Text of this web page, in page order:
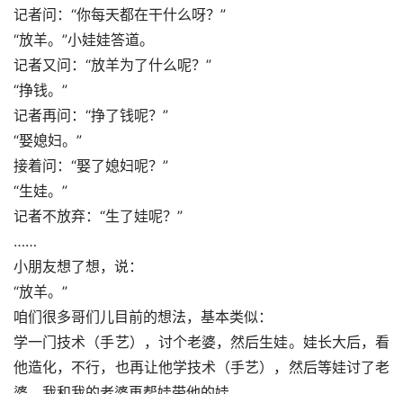
记者问：“你每天都在干什么呀？”
“放羊。”小娃娃答道。
记者又问：“放羊为了什么呢？”
“挣钱。”
记者再问：“挣了钱呢？”
“娶媳妇。”
接着问：“娶了媳妇呢？”
“生娃。”
记者不放弃：“生了娃呢？”
……
小朋友想了想，说：
“放羊。”
咱们很多哥们儿目前的想法，基本类似：
学一门技术（手艺），讨个老婆，然后生娃。娃长大后，看
他造化，不行，也再让他学技术（手艺），然后等娃讨了老